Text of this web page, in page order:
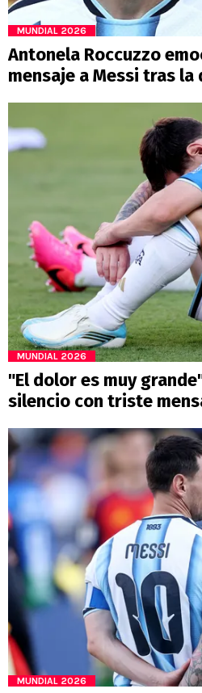
MUNDIAL 2026
Antonela Roccuzzo
mensaje a Messi tras
MUNDIAL 2026
"El dolor es muy
silencio con triste
MUNDIAL 2026